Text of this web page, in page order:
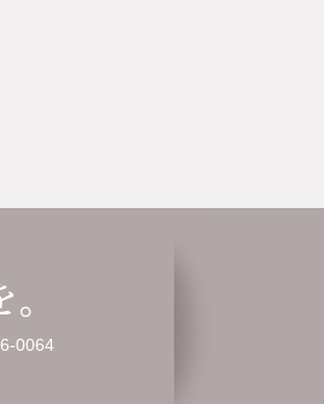
0064